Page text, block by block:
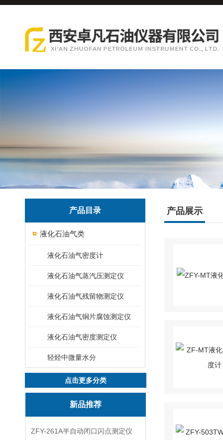
产品目录
液化石油气类
液化石油气密度计
液化石油气蒸汽压测定仪
液化石油气残留物测定仪
液化石油气铜片腐蚀测定仪
液化石油气密度测定仪
轻烃中微量水分
点击更多分类
新品推荐
ZFY-261A半自动闭口闪点测定仪
产品展示